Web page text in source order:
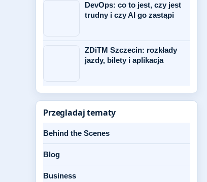
DevOps: co to jest, czy jest
trudny i czy AI go zastąpi
ZDiTM Szczecin: rozkłady
jazdy, bilety i aplikacja
Przegladaj tematy
Behind the Scenes
Blog
Business